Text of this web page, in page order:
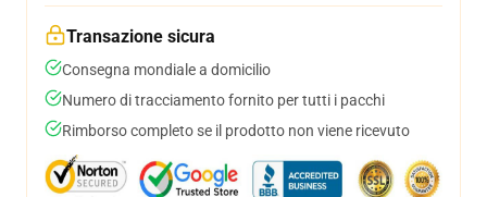
Transazione sicura
Consegna mondiale a domicilio
Numero di tracciamento fornito per tutti i pacchi
Rimborso completo se il prodotto non viene ricevuto